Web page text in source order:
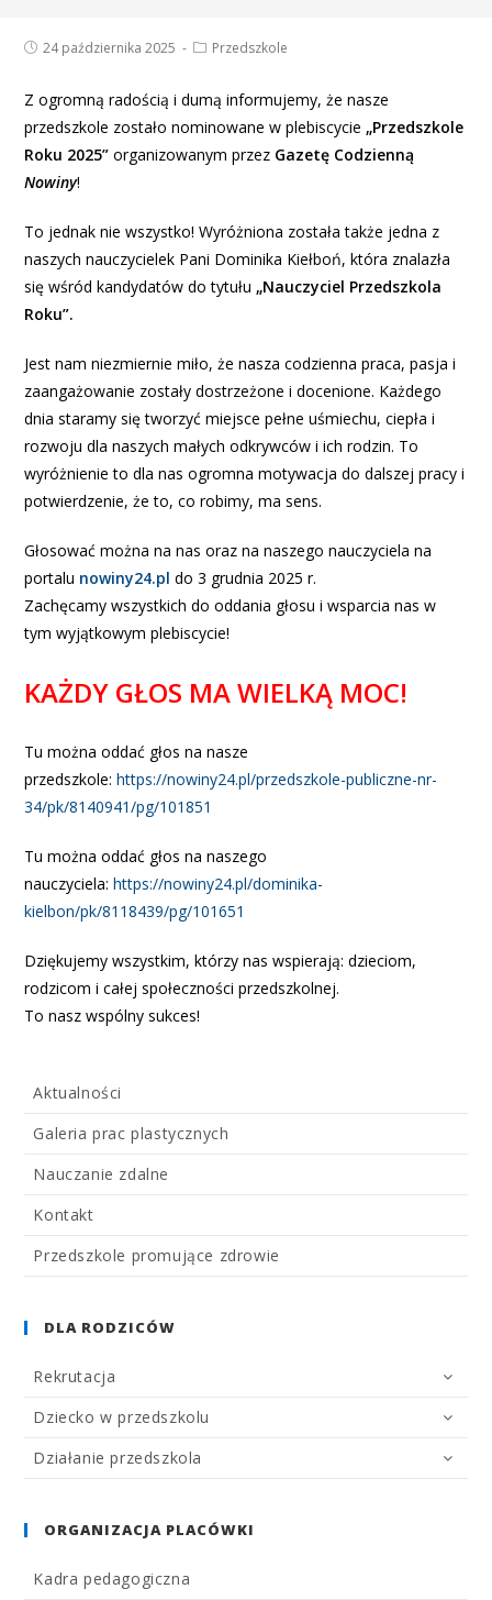
24 października 2025 Przedszkole
Z ogromną radością i dumą informujemy, że nasze
przedszkole zostało nominowane w plebiscycie „Przedszkole
Roku 2025” organizowanym przez Gazetę Codzienną
Nowiny!
To jednak nie wszystko! Wyróżniona została także jedna z
naszych nauczycielek Pani Dominika Kiełboń, która znalazła
się wśród kandydatów do tytułu „Nauczyciel Przedszkola
Roku”.
Jest nam niezmiernie miło, że nasza codzienna praca, pasja i
zaangażowanie zostały dostrzeżone i docenione. Każdego
dnia staramy się tworzyć miejsce pełne uśmiechu, ciepła i
rozwoju dla naszych małych odkrywców i ich rodzin. To
wyróżnienie to dla nas ogromna motywacja do dalszej pracy i
potwierdzenie, że to, co robimy, ma sens.
Głosować można na nas oraz na naszego nauczyciela na
portalu nowiny24.pl do 3 grudnia 2025 r.
Zachęcamy wszystkich do oddania głosu i wsparcia nas w
tym wyjątkowym plebiscycie!
KAŻDY GŁOS MA WIELKĄ MOC!
Tu można oddać głos na nasze
przedszkole:https://nowiny24.pl/przedszkole-publiczne-nr-
34/pk/8140941/pg/101851
Tu można oddać głos na naszego
nauczyciela:https://nowiny24.pl/dominika-
kielbon/pk/8118439/pg/101651
Dziękujemy wszystkim, którzy nas wspierają: dzieciom,
rodzicom i całej społeczności przedszkolnej.
To nasz wspólny sukces!
Aktualności
Galeria prac plastycznych
Nauczanie zdalne
Kontakt
Przedszkole promujące zdrowie
DLA RODZICÓW
Rekrutacja
Dziecko w przedszkolu
Działanie przedszkola
ORGANIZACJA PLACÓWKI
Kadra pedagogiczna